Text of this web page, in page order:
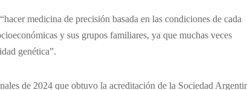
medicina de precisión basada en las condiciones de cada
y sus grupos familiares, ya que muchas veces
genética”.
de 2024 que obtuvo la acreditación de la Sociedad